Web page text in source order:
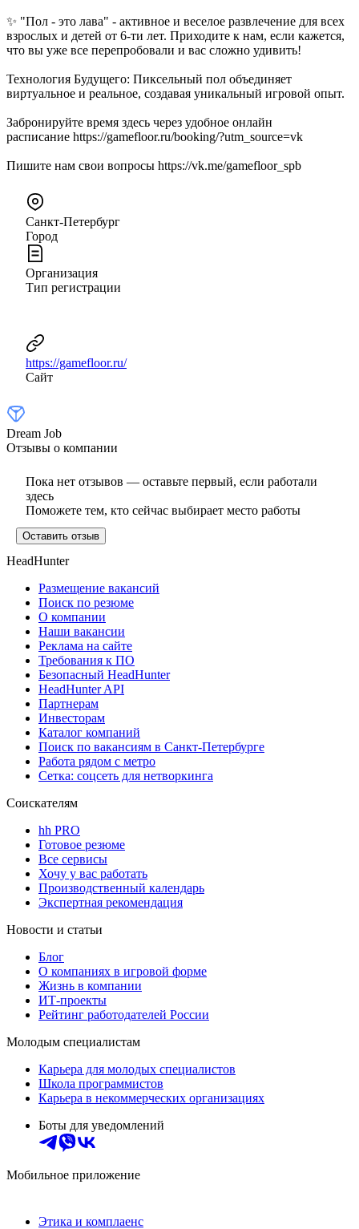
✨ "Пол - это лава" - активное и веселое развлечение для всех
взрослых и детей от 6-ти лет. Приходите к нам, если кажется,
что вы уже все перепробовали и вас сложно удивить!
Технология Будущего: Пиксельный пол объединяет
виртуальное и реальное, создавая уникальный игровой опыт.
Забронируйте время здесь через удобное онлайн
расписание https://gamefloor.ru/booking/?utm_source=vk
Пишите нам свои вопросы https://vk.me/gamefloor_spb
Санкт-Петербург
Город
Организация
Тип регистрации
https://gamefloor.ru/
Сайт
Dream Job
Отзывы о компании
Пока нет отзывов — оставьте первый, если работали
здесь
Поможете тем, кто сейчас выбирает место работы
Оставить отзыв
HeadHunter
Размещение вакансий
Поиск по резюме
О компании
Наши вакансии
Реклама на сайте
Требования к ПО
Безопасный HeadHunter
HeadHunter API
Партнерам
Инвесторам
Каталог компаний
Поиск по вакансиям в Санкт-Петербурге
Работа рядом с метро
Сетка: соцсеть для нетворкинга
Соискателям
hh PRO
Готовое резюме
Все сервисы
Хочу у вас работать
Производственный календарь
Экспертная рекомендация
Новости и статьи
Блог
О компаниях в игровой форме
Жизнь в компании
ИТ-проекты
Рейтинг работодателей России
Молодым специалистам
Карьера для молодых специалистов
Школа программистов
Карьера в некоммерческих организациях
Боты для уведомлений
Мобильное приложение
Этика и комплаенс